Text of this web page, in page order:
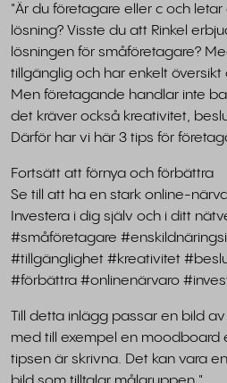
"Är du företagare eller c och
lösning? Visste du att Rinkel
lösningen för småföretagare?
tillgänglig och har enkelt
Men företagande handlar inte
det kräver också kreativitet,
Därför har vi här 3 tips för
Fortsätt att förnya och förbättra
Se till att ha en stark online-
Investera i dig själv och i ditt
#småföretagare
#tillgänglighet #kreativitet
#förbättra #onlinenärvaro
Till detta inlägg passar en bild
med till exempel en moodboard
tipsen är skrivna. Det kan vara